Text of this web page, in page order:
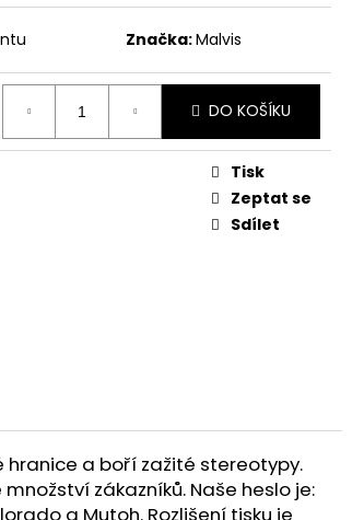
Značka:Malvis
DO KOŠÍKU
Tisk
Zeptat se
Sdílet
hranice a boří zažité stereotypy.
zákazníků. Naše heslo je:
a Mutoh. Rozlišení tisku je